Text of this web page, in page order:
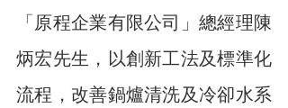
「原程企業有限公司」總經理陳
炳宏先生，以創新工法及標準化
流程，改善鍋爐清洗及冷卻水系